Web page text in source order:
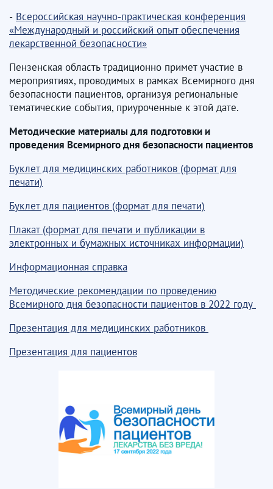
- Всероссийская научно-практическая конференция
«Международный и российский опыт обеспечения
лекарственной безопасности»
Пензенская область традиционно примет участие в
мероприятиях, проводимых в рамках Всемирного дня
безопасности пациентов, организуя региональные
тематические события, приуроченные к этой дате.
Методические материалы для подготовки и
проведения Всемирного дня безопасности пациентов
Буклет для медицинских работников (формат для
печати)
Буклет для пациентов (формат для печати)
Плакат (формат для печати и публикации в
электронных и бумажных источниках информации)
Информационная справка
Методические рекомендации по проведению
Всемирного дня безопасности пациентов в 2022 году
Презентация для медицинских работников
Презентация для пациентов